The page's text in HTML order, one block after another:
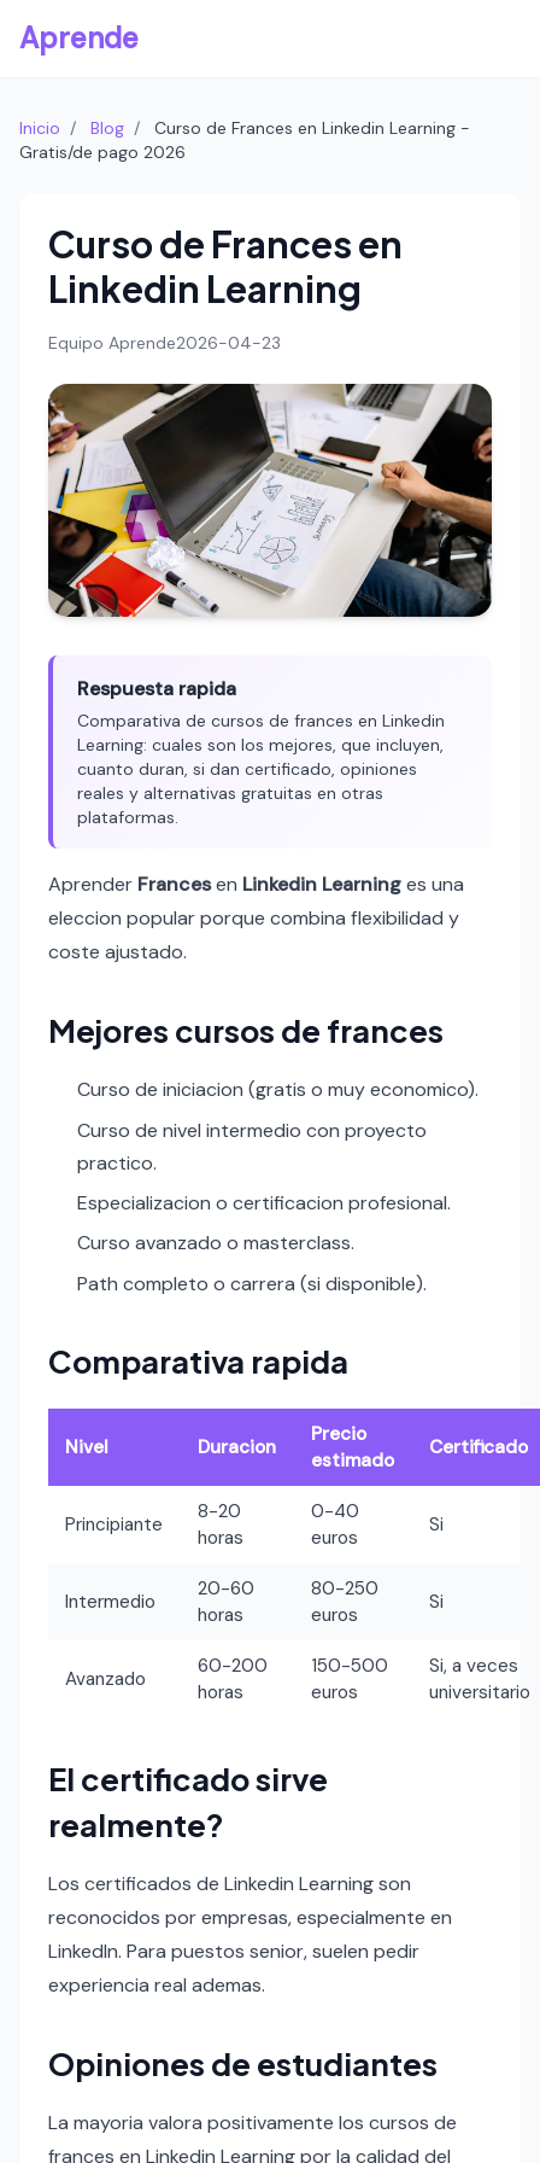
Aprende
Inicio / Blog /
Curso de Frances en Linkedin Learning -
Gratis/de pago 2026
Curso de Frances en
Linkedin Learning
Equipo Aprende2026-04-23
Respuesta rapida
Comparativa de cursos de frances en Linkedin
Learning: cuales son los mejores, que incluyen,
cuanto duran, si dan certificado, opiniones
reales y alternativas gratuitas en otras
plataformas.
Aprender Francesen Linkedin Learninges una
eleccion popular porque combina flexibilidad y
coste ajustado.
Mejores cursos de frances
Curso de iniciacion (gratis o muy economico).
Curso de nivel intermedio con proyecto
practico.
Especializacion o certificacion profesional.
Curso avanzado o masterclass.
Path completo o carrera (si disponible).
Comparativa rapida
Nivel Duracion
Precio
estimado
Certificado
Principiante
8-20
horas
0-40
euros
Si
Intermedio
20-60
horas
80-250
euros
Si
Avanzado
60-200
horas
150-500
euros
Si, a veces
universitario
El certificado sirve
realmente?
Los certificados de Linkedin Learning son
reconocidos por empresas, especialmente en
LinkedIn. Para puestos senior, suelen pedir
experiencia real ademas.
Opiniones de estudiantes
La mayoria valora positivamente los cursos de
frances en Linkedin Learning por la calidad del